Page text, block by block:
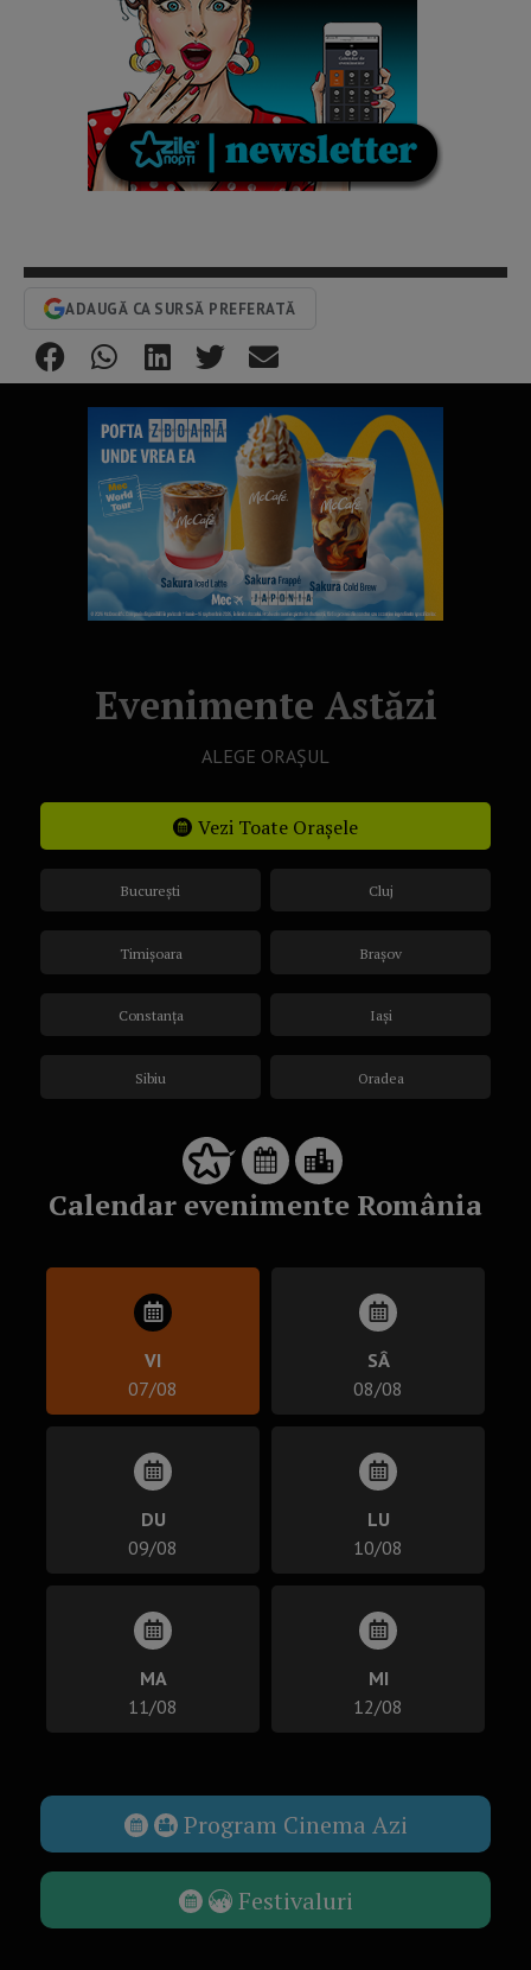
ADAUGĂ CA SURSĂ PREFERATĂ
Evenimente Astăzi
ALEGE ORAȘUL
Vezi Toate Orașele
București
Timișoara
Constanța
Sibiu
Cluj
Brașov
Iași
Oradea
Calendar evenimente România
VI
07/08
SÂ
08/08
DU
09/08
LU
10/08
MA
11/08
MI
12/08
Program Cinema Azi
Festivaluri